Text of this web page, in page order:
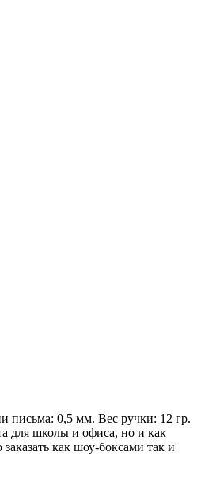
письма: 0,5 мм. Вес ручки: 12 гр.
для школы и офиса, но и как
как шоу-боксами так и